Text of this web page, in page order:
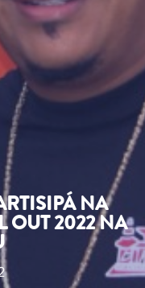
NA
OUT 2022 NA